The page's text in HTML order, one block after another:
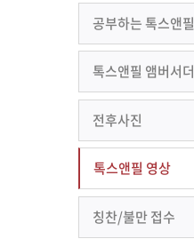
공부하는 톡스앤필
톡스앤필 앰버서더
전후사진
톡스앤필 영상
칭찬/불만 접수